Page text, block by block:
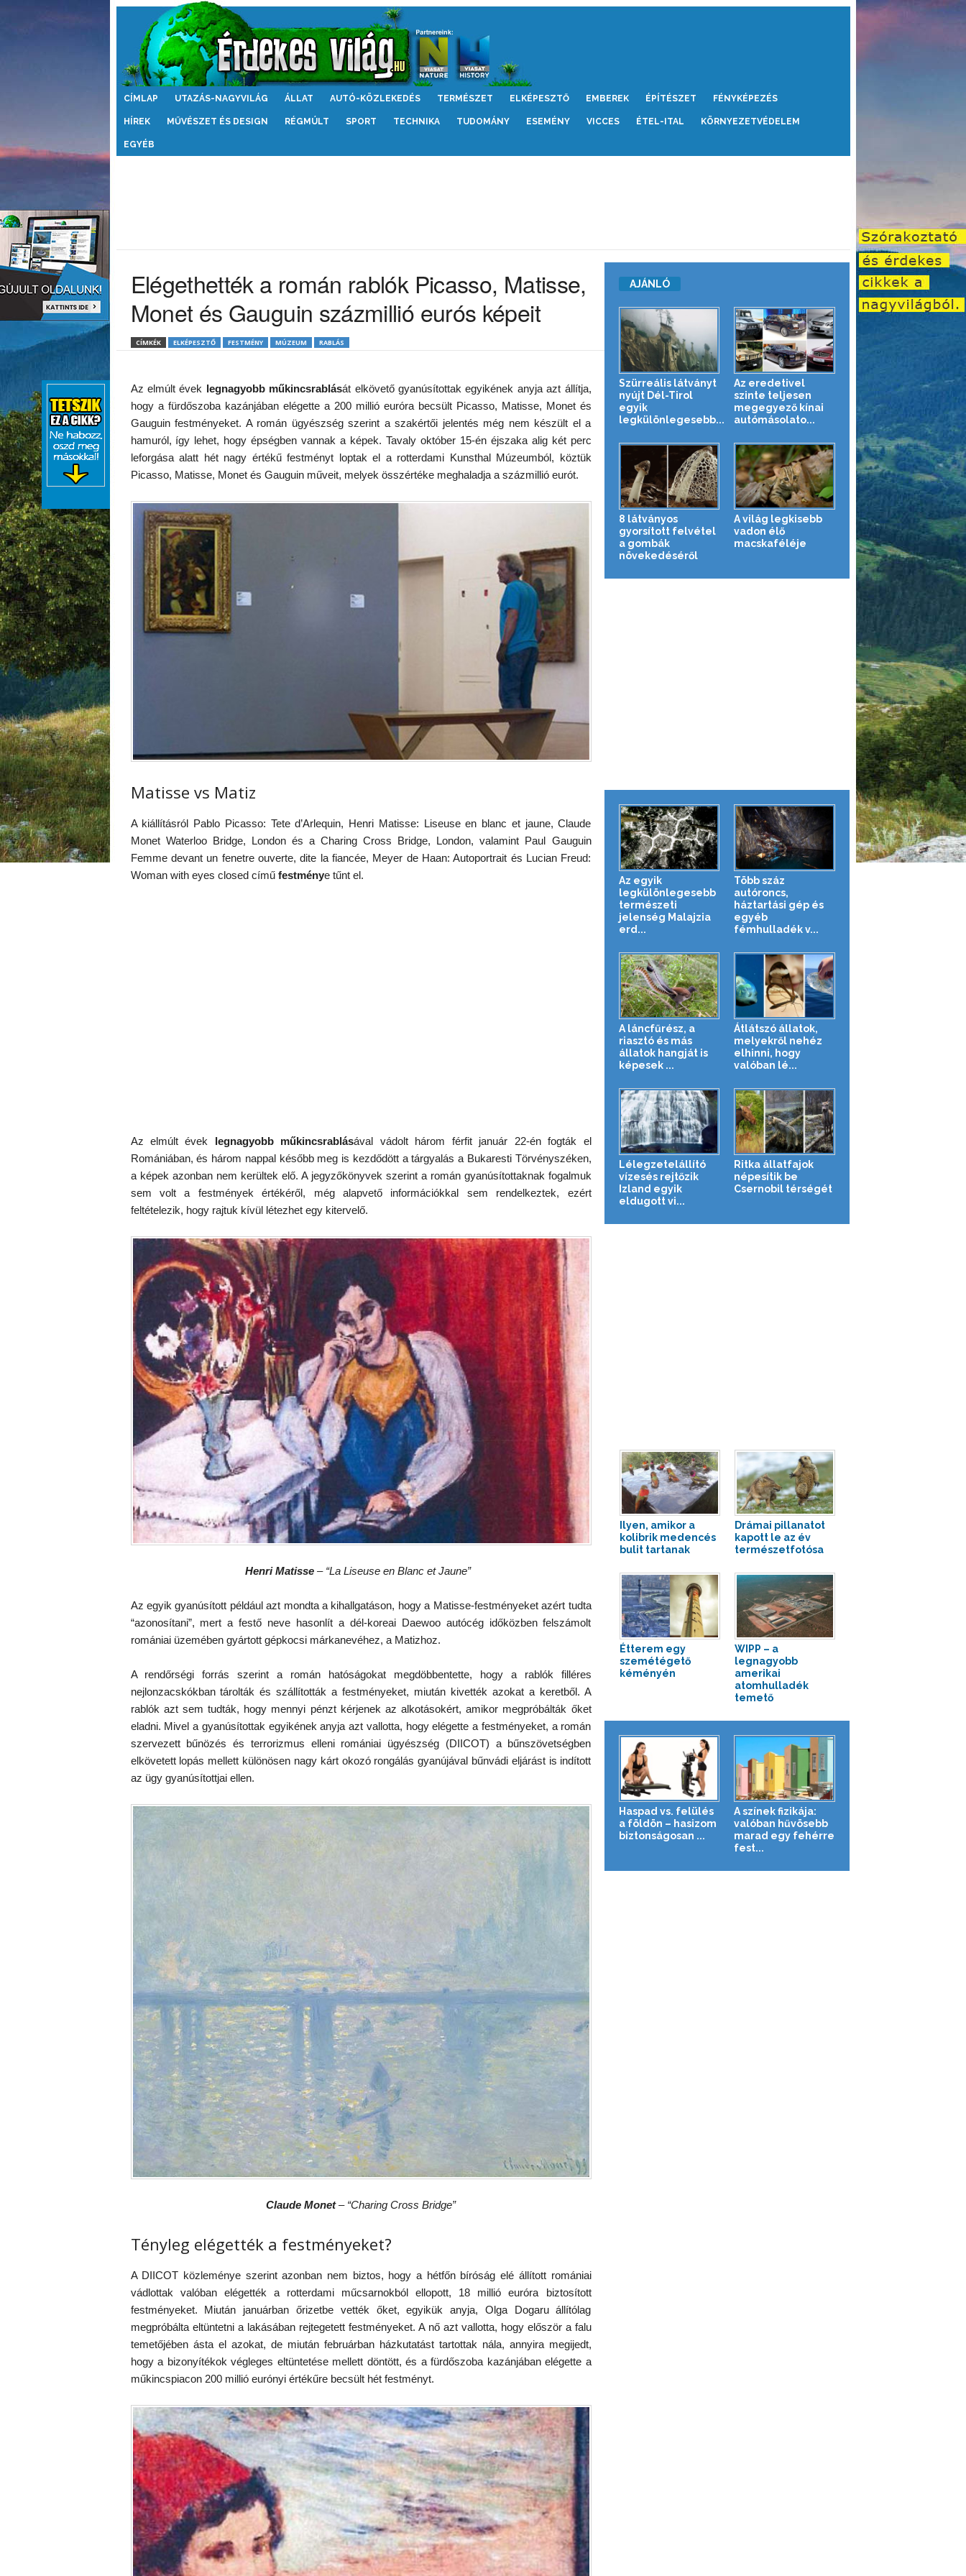
Érdekes
CÍMLAP UTAZÁS-NAGYVILÁG ÁLLAT AUTÓ-KÖZLEKEDÉS TERMÉSZET ELKÉPESZTŐ EMBEREK ÉPÍTÉSZET FÉNYKÉPEZÉS
HÍREK MŰVÉSZET ÉS DESIGN RÉGMÚLT SPORT TECHNIKA TUDOMÁNY ESEMÉNY VICCES ÉTEL-ITAL KÖRNYEZETVÉDELEM
EGYÉB
Elégethették a román rablók Picasso, Matisse,
Monet és Gauguin százmillió eurós képeit
CÍMKÉK ELKÉPESZTŐ FESTMÉNY MÚZEUM RABLÁS
Az elmúlt évek legnagyobb műkincsrablását elkövető gyanúsítottak egyikének anyja azt állítja,
hogy a fürdőszoba kazánjában elégette a 200 millió euróra becsült Picasso, Matisse, Monet és
Gauguin festményeket. A román ügyészség szerint a szakértői jelentés még nem készült el a
hamuról, így lehet, hogy épségben vannak a képek. Tavaly október 15-én éjszaka alig két perc
leforgása alatt hét nagy értékű festményt loptak el a rotterdami Kunsthal Múzeumból, köztük
Picasso, Matisse, Monet és Gauguin műveit, melyek összértéke meghaladja a százmillió eurót.
Matisse vs Matiz
A kiállításról Pablo Picasso: Tete d’Arlequin, Henri Matisse: Liseuse en blanc et jaune, Claude
Monet Waterloo Bridge, London és a Charing Cross Bridge, London, valamint Paul Gauguin
Femme devant un fenetre ouverte, dite la fiancée, Meyer de Haan: Autoportrait és Lucian Freud:
Woman with eyes closed című festménye tűnt el.
Az elmúlt évek legnagyobb műkincsrablásával vádolt három férfit január 22-én fogták el
Romániában, és három nappal később meg is kezdődött a tárgyalás a Bukaresti Törvényszéken,
a képek azonban nem kerültek elő. A jegyzőkönyvek szerint a román gyanúsítottaknak fogalmuk
sem volt a festmények értékéről, még alapvető információkkal sem rendelkeztek, ezért
feltételezik, hogy rajtuk kívül létezhet egy kitervelő.
Henri Matisse – “La Liseuse en Blanc et Jaune”
Az egyik gyanúsított például azt mondta a kihallgatáson, hogy a Matisse-festményeket azért tudta
“azonosítani”, mert a festő neve hasonlít a dél-koreai Daewoo autócég időközben felszámolt
romániai üzemében gyártott gépkocsi márkanevéhez, a Matizhoz.
A rendőrségi forrás szerint a román hatóságokat megdöbbentette, hogy a rablók filléres
nejlonzacskókban tárolták és szállították a festményeket, miután kivették azokat a keretből. A
rablók azt sem tudták, hogy mennyi pénzt kérjenek az alkotásokért, amikor megpróbálták őket
eladni. Mivel a gyanúsítottak egyikének anyja azt vallotta, hogy elégette a festményeket, a román
szervezett bűnözés és terrorizmus elleni romániai ügyészség (DIICOT) a bűnszövetségben
elkövetett lopás mellett különösen nagy kárt okozó rongálás gyanújával bűnvádi eljárást is indított
az ügy gyanúsítottjai ellen.
Claude Monet– “Charing Cross Bridge”
Tényleg elégették a festményeket?
A DIICOT közleménye szerint azonban nem biztos, hogy a hétfőn bíróság elé állított romániai
vádlottak valóban elégették a rotterdami műcsarnokból ellopott, 18 millió euróra biztosított
festményeket. Miután januárban őrizetbe vették őket, egyikük anyja, Olga Dogaru állítólag
megpróbálta eltüntetni a lakásában rejtegetett festményeket. A nő azt vallotta, hogy először a falu
temetőjében ásta el azokat, de miután februárban házkutatást tartottak nála, annyira megijedt,
hogy a bizonyítékok végleges eltüntetése mellett döntött, és a fürdőszoba kazánjában elégette a
műkincspiacon 200 millió eurónyi értékűre becsült hét festményt.
AJÁNLÓ
Szürreális látványt
nyújt Dél-Tirol
egyik
legkülönlegesebb...
Az eredetivel
szinte teljesen
megegyező kínai
autómásolato...
8 látványos
gyorsított felvétel
a gombák
növekedéséről
A világ legkisebb
vadon élő
macskaféléje
Az egyik
legkülönlegesebb
természeti
jelenség Malajzia
erd...
Több száz
autóroncs,
háztartási gép és
egyéb
fémhulladék v...
A láncfűrész, a
riasztó és más
állatok hangját is
képesek ...
Átlátszó állatok,
melyekről nehéz
elhinni, hogy
valóban lé...
Lélegzetelállító
vízesés rejtőzik
Izland egyik
eldugott vi...
Ritka állatfajok
népesítik be
Csernobil térségét
Ilyen, amikor a
kolibrik medencés
bulit tartanak
Drámai pillanatot
kapott le az év
természetfotósa
Étterem egy
szemétégető
kéményén
WIPP – a
legnagyobb
amerikai
atomhulladék
temető
Haspad vs. felülés
a földön – hasizom
biztonságosan ...
A színek fizikája:
valóban hűvösebb
marad egy fehérre
fest...